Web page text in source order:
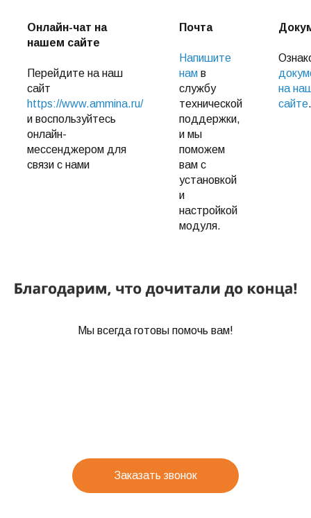
Онлайн-чат на
нашем сайте
Перейдите на наш
сайт
https://www.ammina.ru/
и воспользуйтесь
онлайн-
мессенджером для
связи с нами
Почта
Напишите
нам в
службу
технической
поддержки,
и мы
поможем
вам с
установкой
и
настройкой
модуля.
на
сайте.
Мы всегда готовы помочь вам!
Заказать звонок